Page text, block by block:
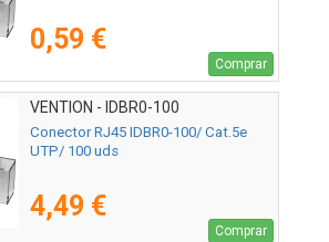
0,59 €
Comprar
VENTION - IDBR0-100
Conector RJ45 IDBR0-100/ Cat.5e
UTP/ 100 uds
4,49 €
Comprar